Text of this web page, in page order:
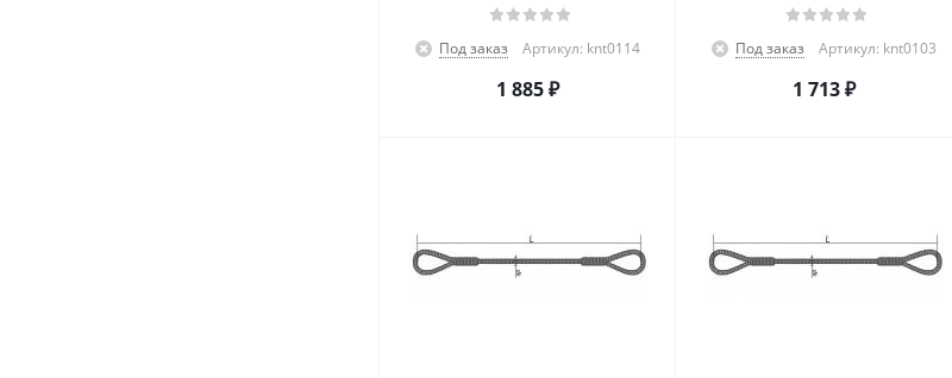
Под заказ Артикул: knt0114
1 885₽
Под заказ Артикул: knt0103
1 713₽